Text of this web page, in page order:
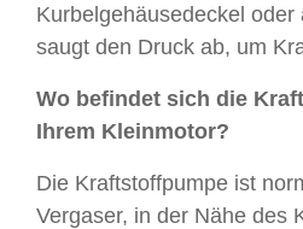
Kurbelgehäusedeckel oder
saugt den Druck ab, um
Wo befindet sich die
Ihrem Kleinmotor?
Die Kraftstoffpumpe ist
Vergaser, in der Nähe des